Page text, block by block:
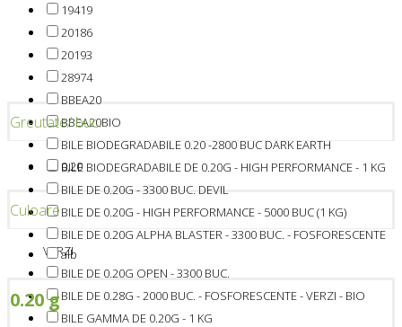
19419
20186
20193
28974
BBEA20
BBEA20BIO
BILE BIODEGRADABILE 0.20 -2800 BUC DARK EARTH
BILE BIODEGRADABILE DE 0.20G - HIGH PERFORMANCE - 1 KG
BILE DE 0.20G - 3300 BUC. DEVIL
BILE DE 0.20G - HIGH PERFORMANCE - 5000 BUC (1 KG)
BILE DE 0.20G ALPHA BLASTER - 3300 BUC. - FOSFORESCENTE
VERZI
BILE DE 0.20G OPEN - 3300 BUC.
BILE DE 0.28G - 2000 BUC. - FOSFORESCENTE - VERZI - BIO
BILE GAMMA DE 0.20G - 1 KG
Greutate/ buc.
0,20
Culoare
alb
0.20 g